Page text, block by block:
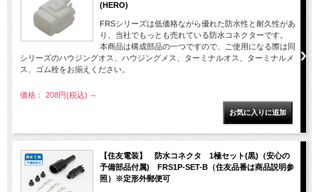
(HERO)
FRSシリーズは低価格ながら優れた防水性と耐久性があ
り、当社でもっとも売れている防水コネクターです。
本商品は構成部品の一つですので、ご使用になる際は同
シリーズのハウジングオス、ハウジングメス、ターミナルオス、ターミナルメ
ス、ゴム栓をお揃えください。
価格： 208円(税込) ～
【住友電装】 防水コネクタ 1極セット(黒)（安心の
予備部品付属) FRS1P-SET-B（住友品番は商品説明参
照）※定形外郵便可